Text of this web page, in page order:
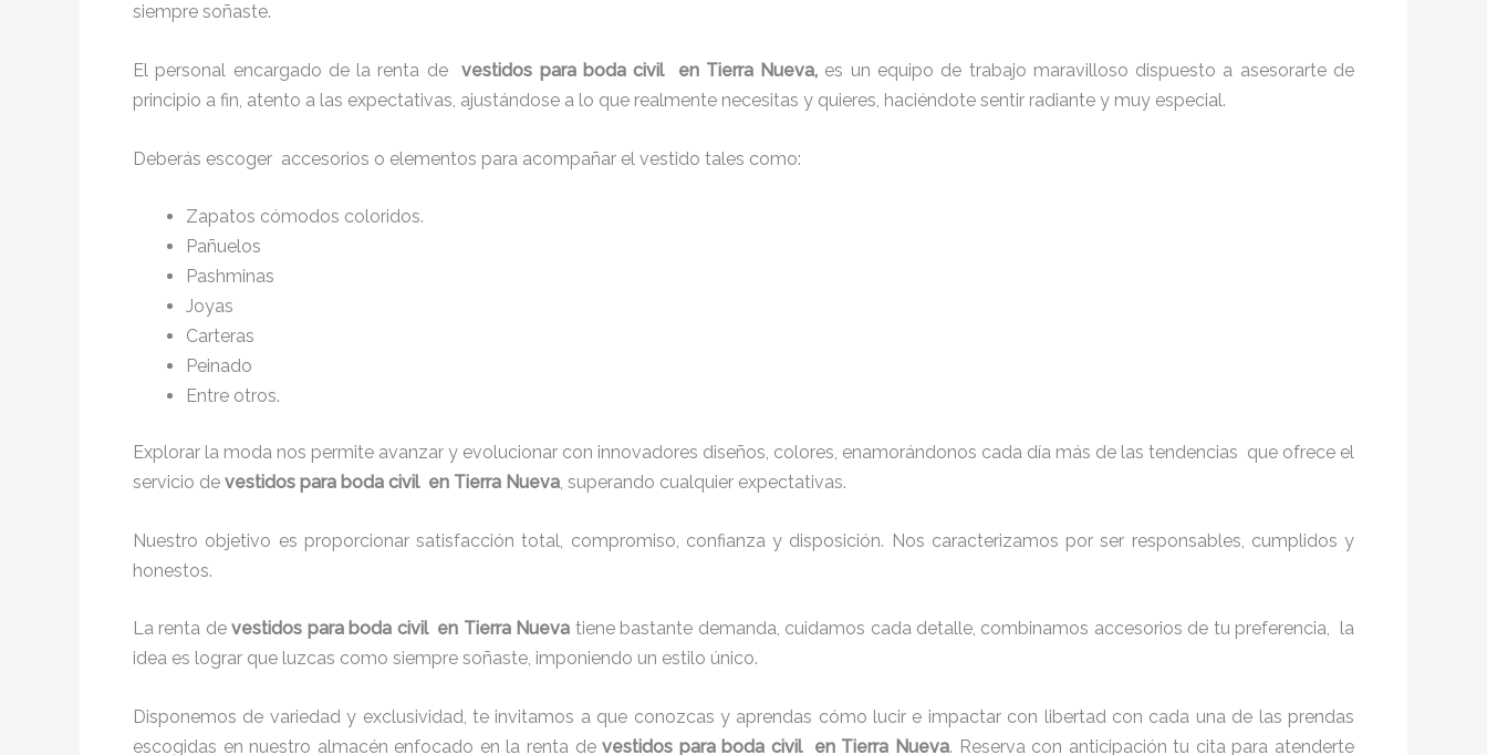
siempre soñaste.
El personal encargado de la renta devestidos para boda civil en Tierra Nueva, es un equipo de trabajo maravilloso dispuesto a asesorarte de
principio a fin, atento a las expectativas, ajustándose a lo que realmente necesitas y quieres, haciéndote sentir radiante y muy especial.
Deberás escoger accesorios o elementos para acompañar el vestido tales como:
Zapatos cómodos coloridos.
Pañuelos
Pashminas
Joyas
Carteras
Peinado
Entre otros.
Explorar la moda nos permite avanzar y evolucionar con innovadores diseños, colores, enamorándonos cada día más de las tendencias que ofrece el
servicio de vestidos para boda civil en Tierra Nueva, superando cualquier expectativas.
Nuestro objetivo es proporcionar satisfacción total, compromiso, confianza y disposición. Nos caracterizamos por ser responsables, cumplidos y
honestos.
La renta devestidos para boda civil en Tierra Nueva tiene bastante demanda, cuidamos cada detalle, combinamos accesorios de tu preferencia, la
idea es lograr que luzcas como siempre soñaste, imponiendo un estilo único.
Disponemos de variedad y exclusividad, te invitamos a que conozcas y aprendas cómo lucir e impactar con libertad con cada una de las prendas
escogidas en nuestro almacén enfocado en la renta devestidos para boda civil en Tierra Nueva. Reserva con anticipación tu cita para atenderte